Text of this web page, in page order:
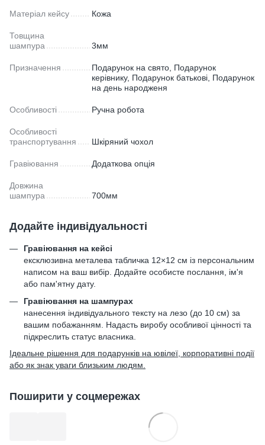
Матеріал кейсу Кожа
Товщина
шампура
3мм
Призначення
Подарунок на свято, Подарунок
керівнику, Подарунок батькові, Подарунок
на день народженя
Особливості Ручна робота
Особливості
транспортування
Шкіряний чохол
Гравіювання Додаткова опція
Довжина
шампура
700мм
Додайте індивідуальності
Гравіювання на кейсі
ексклюзивна металева табличка 12×12 см із персональним
написом на ваш вибір. Додайте особисте послання, ім'я
або пам'ятну дату.
Гравіювання на шампурах
нанесення індивідуального тексту на лезо (до 10 см) за
вашим побажанням. Надасть виробу особливої цінності та
підкреслить статус власника.
Ідеальне рішення для подарунків на ювілеї, корпоративні події
або як знак уваги близьким людям.
Поширити у соцмережах